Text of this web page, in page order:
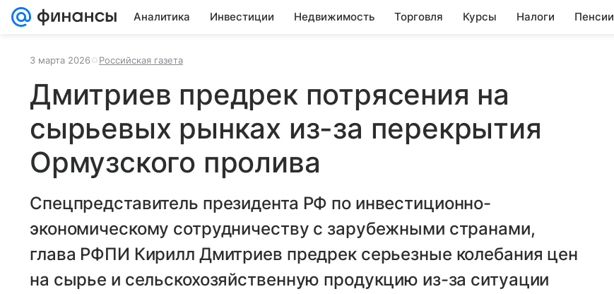
Аналитика Инвестиции Недвижимость Торговля Курсы Налоги Пенсии
3 марта 2026 Российская газета
Дмитриев предрек потрясения на
сырьевых рынках из-за перекрытия
Ормузского пролива
Спецпредставитель президента РФ по инвестиционно-
экономическому сотрудничеству с зарубежными странами,
глава РФПИ Кирилл Дмитриев предрек серьезные колебания цен
на сырье и сельскохозяйственную продукцию из-за ситуации